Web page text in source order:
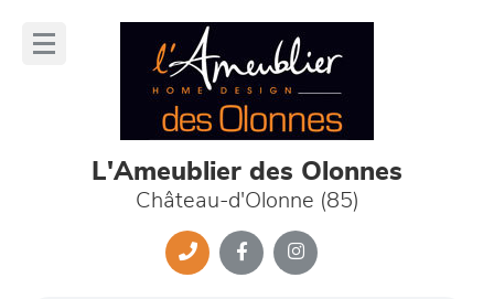
L'Ameublier des Olonnes
Château-d'Olonne (85)